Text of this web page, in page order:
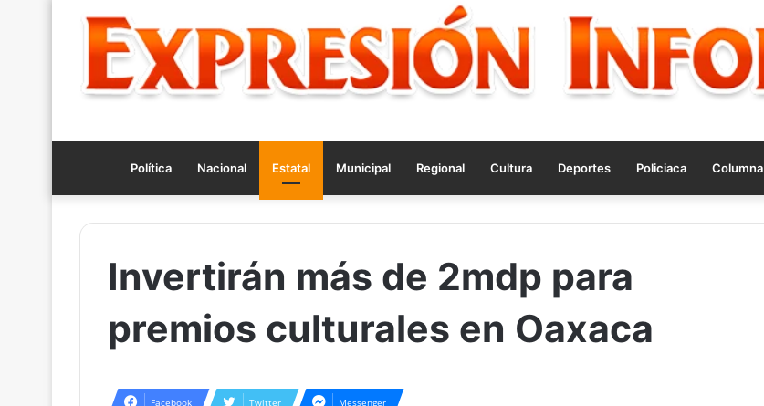
Política Nacional Estatal Municipal Regional Cultura Deportes Policiaca Columna
Invertirán más de 2mdp para
premios culturales en Oaxaca
Facebook Twitter Messenger